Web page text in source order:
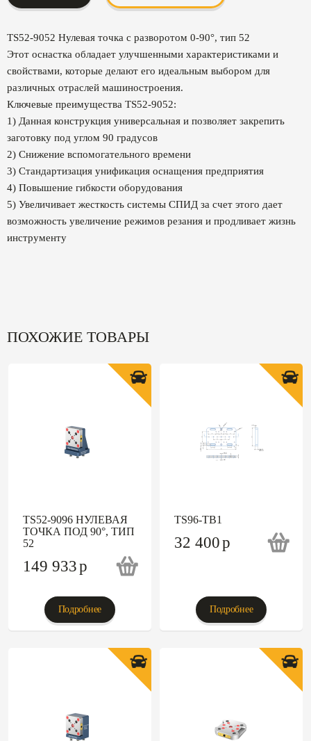
TS52-9052 Нулевая точка с разворотом 0-90°, тип 52
Этот оснастка обладает улучшенными характеристиками и
свойствами, которые делают его идеальным выбором для
различных отраслей машиностроения.
Ключевые преимущества TS52-9052:
1) Данная конструкция универсальная и позволяет закрепить
заготовку под углом 90 градусов
2) Снижение вспомогательного времени
3) Стандартизация унификация оснащения предприятия
4) Повышение гибкости оборудования
5) Увеличивает жесткость системы СПИД за счет этого дает
возможность увеличение режимов резания и продливает жизнь
инструменту
ПОХОЖИЕ ТОВАРЫ
TS52-9096 НУЛЕВАЯ
ТОЧКА ПОД 90°, ТИП
52
149 933p
Подробнее
TS96-TB1
32 400p
Подробнее